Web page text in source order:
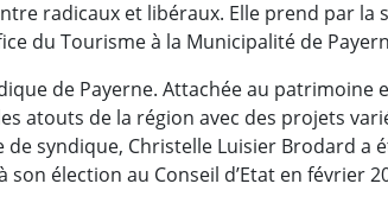
radicaux et libéraux. Elle prend par la
du Tourisme à la Municipalité de
de Payerne. Attachée au patrimoine
atouts de la région avec des projets
syndique, Christelle Luisier Brodard a
son élection au Conseil d’Etat en février